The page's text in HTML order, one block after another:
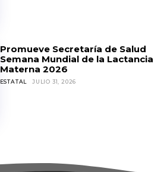
Promueve Secretaría de Salud
Semana Mundial de la Lactancia
Materna 2026
ESTATAL JULIO 31, 2026